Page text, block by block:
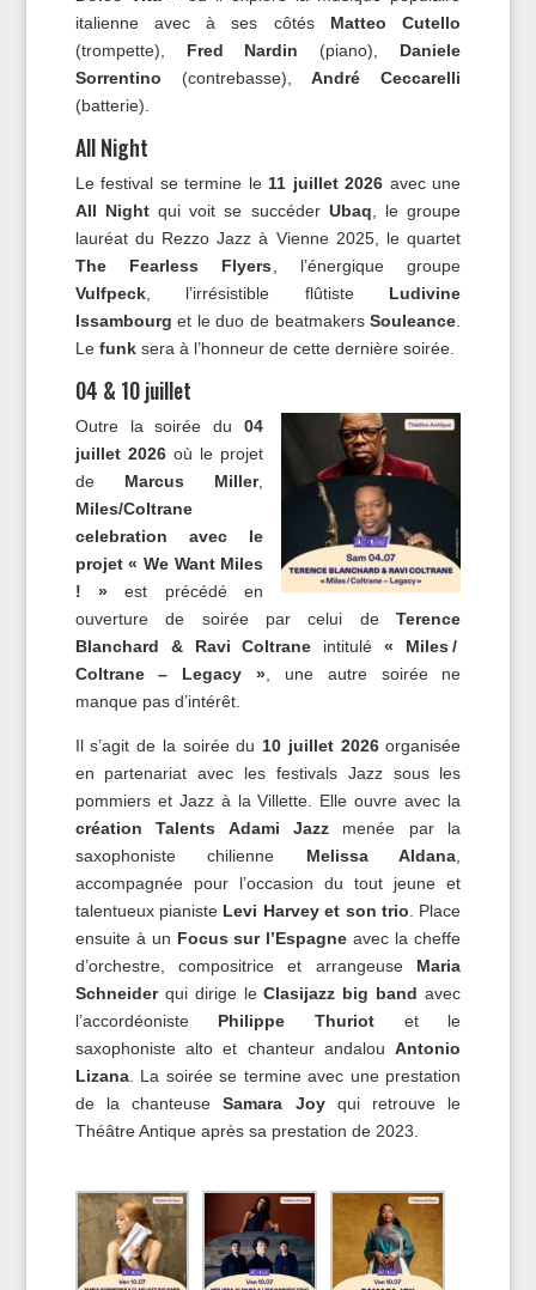
italienne avec à ses côtés Matteo Cutello
(trompette), Fred Nardin (piano), Daniele
Sorrentino (contrebasse),André Ceccarelli
(batterie).
All Night
Le festival se termine le11 juillet 2026 avec une
All Nightqui voit se succéder Ubaq, le groupe
lauréat du Rezzo Jazz à Vienne 2025, le quartet
The Fearless Flyers, l’énergique groupe
Vulfpeck, l’irrésistible flûtiste Ludivine
Issambourg et le duo de beatmakersSouleance.
Lefunksera à l’honneur de cette dernière soirée.
04 & 10 juillet
Outre la soirée du04
juillet 2026où le projet
de Marcus Miller,
Miles/Coltrane
celebration avec le
projet « We Want Miles
! » est précédé en
ouverture de soirée par celui deTerence
Blanchard & Ravi Coltrane intitulé« Miles /
Coltrane – Legacy », une autre soirée ne
manque pas d’intérêt.
Il s’agit de la soirée du10 juillet 2026organisée
en partenariat avec les festivals Jazz sous les
pommiers et Jazz à la Villette. Elle ouvre avec la
création Talents Adami Jazz menée par la
saxophoniste chilienne Melissa Aldana,
accompagnée pour l’occasion du tout jeune et
talentueux pianiste Levi Harvey et son trio. Place
ensuite à un Focus sur l’Espagne avec la cheffe
d’orchestre, compositrice et arrangeuse Maria
Schneiderqui dirige leClasijazz big band avec
l’accordéoniste Philippe Thuriot et le
saxophoniste alto et chanteur andalouAntonio
Lizana. La soirée se termine avec une prestation
de la chanteuseSamara Joyqui retrouve le
Théâtre Antique après sa prestation de 2023.